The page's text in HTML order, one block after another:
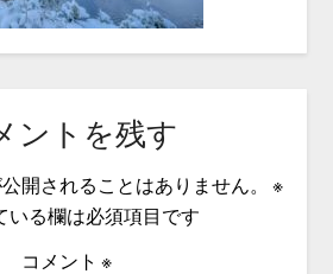
ントを残す
開されることはありません。
※
いる欄は必須項目です
コメント ※